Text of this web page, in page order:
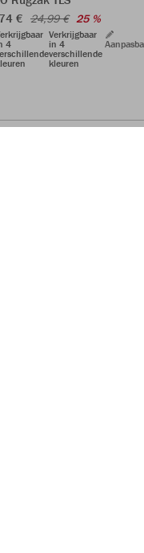
€ 24,99 € 25 %
4
Verkrijgbaar
in 4
verschillende
kleuren